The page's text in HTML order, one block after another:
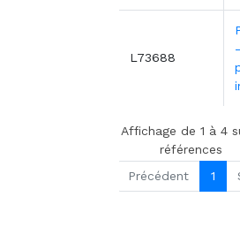
L73688
Affichage de 1 à 4
références
Précédent
1